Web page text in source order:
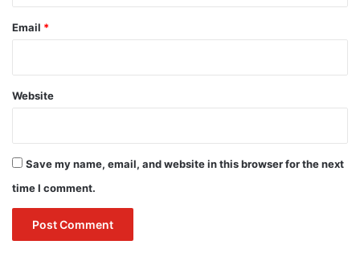
Email *
Website
Save my name, email, and website in this browser for the next
time I comment.